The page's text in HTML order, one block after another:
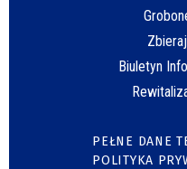
Biuletyn
PEŁNE DANE
POLITYKA